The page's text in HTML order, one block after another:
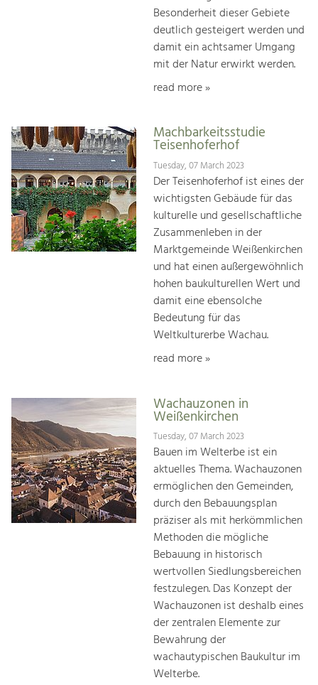
Besonderheit dieser Gebiete
deutlich gesteigert werden und
damit ein achtsamer Umgang
mit der Natur erwirkt werden.
read more »
Machbarkeitsstudie
Teisenhoferhof
Tuesday, 07 March 2023
Der Teisenhoferhof ist eines der
wichtigsten Gebäude für das
kulturelle und gesellschaftliche
Zusammenleben in der
Marktgemeinde Weißenkirchen
und hat einen außergewöhnlich
hohen baukulturellen Wert und
damit eine ebensolche
Bedeutung für das
Weltkulturerbe Wachau.
read more »
Wachauzonen in
Weißenkirchen
Tuesday, 07 March 2023
Bauen im Welterbe ist ein
aktuelles Thema. Wachauzonen
ermöglichen den Gemeinden,
durch den Bebauungsplan
präziser als mit herkömmlichen
Methoden die mögliche
Bebauung in historisch
wertvollen Siedlungsbereichen
festzulegen. Das Konzept der
Wachauzonen ist deshalb eines
der zentralen Elemente zur
Bewahrung der
wachautypischen Baukultur im
Welterbe.